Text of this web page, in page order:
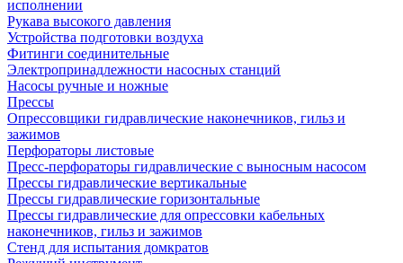
исполнении
Рукава высокого давления
Устройства подготовки воздуха
Фитинги соединительные
Электропринадлежности насосных станций
Насосы ручные и ножные
Прессы
Опрессовщики гидравлические наконечников, гильз и
зажимов
Перфораторы листовые
Пресс-перфораторы гидравлические с выносным насосом
Прессы гидравлические вертикальные
Прессы гидравлические горизонтальные
Прессы гидравлические для опрессовки кабельных
наконечников, гильз и зажимов
Стенд для испытания домкратов